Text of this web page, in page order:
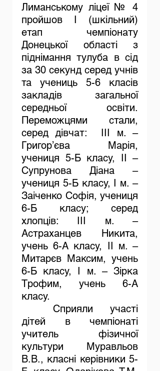
Лиманському ліцеї № 4
пройшов І (шкільний)
етап чемпіонату
Донецької області з
піднімання тулуба в сід
за 30 секунд серед учнів
та учениць 5-6 класів
закладів загальної
середньої освіти.
Переможцями стали,
серед дівчат:
ІІІ м. –
Григор’єва Марія,
учениця 5-Б класу, ІІ –
Супрунова Діана –
учениця 5-Б класу, І м. –
Заіченко Софія, учениця
6-Б класу; серед
хлопців: ІІІ м. –
Астраханцев Никита,
учень 6-А класу, ІІ м. –
Митарєв Максим, учень
6-Б класу, І м. – Зірка
Трофим, учень 6-А
класу.
дітей в чемпіонаті
учитель фізичної
культури Муравльов
В.В., класні керівники 5-